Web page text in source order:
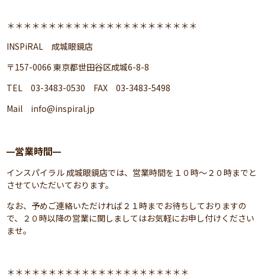
＊＊＊＊＊＊＊＊＊＊＊＊＊＊＊＊＊＊＊＊＊＊＊
INSPiRAL 成城眼鏡店
〒157-0066 東京都世田谷区成城6-8-8
TEL 03-3483-0530 FAX 03-3483-5498
Mail info@inspiral.jp
━営業時間━
インスパイラル 成城眼鏡店では、営業時間を１０時～２０時までと
させていただいております。
なお、予めご連絡いただければ２１時までお待ちしておりますの
で、２０時以降の営業に関しましてはお気軽にお申し付けください
ませ。
＊＊＊＊＊＊＊＊＊＊＊＊＊＊＊＊＊＊＊＊＊＊